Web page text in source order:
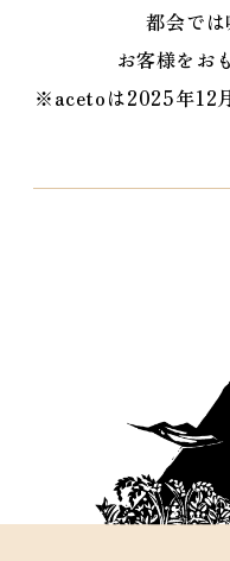
都会で
お客様をお
※acetoは2025年12